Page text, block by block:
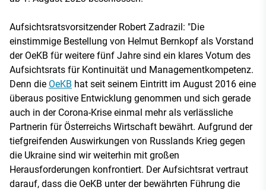
Aufsichtsratsvorsitzender Robert Zadrazil: "Die
einstimmige Bestellung von Helmut Bernkopf als Vorstand
der OeKB für weitere fünf Jahre sind ein klares Votum des
Aufsichtsrats für Kontinuität und Managementkompetenz.
Denn die OeKB hat seit seinem Eintritt im August 2016 eine
überaus positive Entwicklung genommen und sich gerade
auch in der Corona-Krise einmal mehr als verlässliche
Partnerin für Österreichs Wirtschaft bewährt. Aufgrund der
tiefgreifenden Auswirkungen von Russlands Krieg gegen
die Ukraine sind wir weiterhin mit großen
Herausforderungen konfrontiert. Der Aufsichtsrat vertraut
darauf, dass die OeKB unter der bewährten Führung die